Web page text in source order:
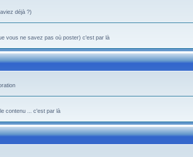
déjà ?)
vous ne savez pas où poster) c'est par là
contenu ... c'est par là